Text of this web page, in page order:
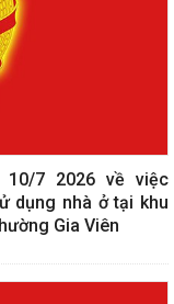
10/7 2026 về việc
dụng nhà ở tại khu
Gia Viên